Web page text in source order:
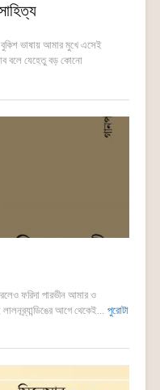
বুকিশ ভাষায় আমার মুখে এসেই
বলে যেহেতু বড় কোনো
ফরিদা পারভীন আমার ও
আগে থেকেই... পুরোটা